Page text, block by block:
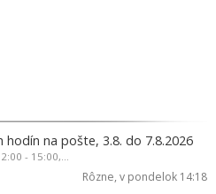
hodín na pošte, 3.8. do 7.8.2026
- 15:00,...
Rôzne, v pondelok 14:18